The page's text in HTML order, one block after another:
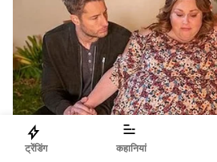
ट्रेंडिंग कहानियां